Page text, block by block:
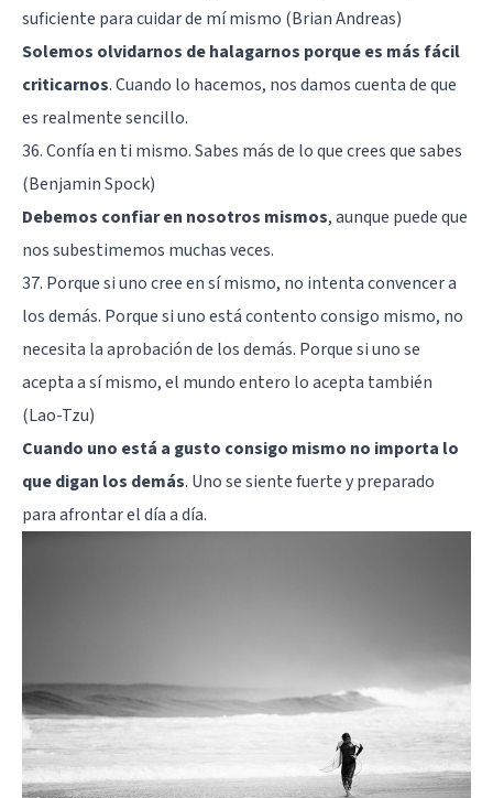
suficiente para cuidar de mí mismo (Brian Andreas)
Solemos olvidarnos de halagarnos porque es más fácil
criticarnos. Cuando lo hacemos, nos damos cuenta de que
es realmente sencillo.
36. Confía en ti mismo. Sabes más de lo que crees que sabes
(Benjamin Spock)
Debemos confiar en nosotros mismos, aunque puede que
nos subestimemos muchas veces.
37. Porque si uno cree en sí mismo, no intenta convencer a
los demás. Porque si uno está contento consigo mismo, no
necesita la aprobación de los demás. Porque si uno se
acepta a sí mismo, el mundo entero lo acepta también
(Lao-Tzu)
Cuando uno está a gusto consigo mismo no importa lo
que digan los demás. Uno se siente fuerte y preparado
para afrontar el día a día.